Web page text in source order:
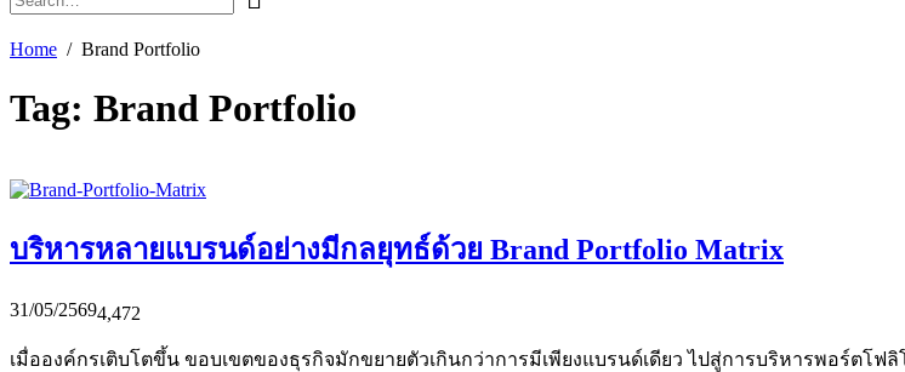
Home Brand Portfolio
Tag: Brand Portfolio
บริหารหลายแบรนด์อย่างมีกลยุทธ์ด้วย Brand Portfolio Matrix
31/05/25694,472
เมื่อองค์กรเติบโตขึ้น ขอบเขตของธุรกิจมักขยายตัวเกินกว่าการมีเพียงแบรนด์เดียว ไปสู่การบริหารพอร์ตโฟลิ